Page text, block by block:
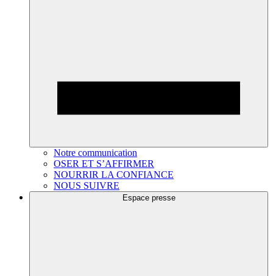
Notre communication
OSER ET S’AFFIRMER
NOURRIR LA CONFIANCE
NOUS SUIVRE
Espace presse